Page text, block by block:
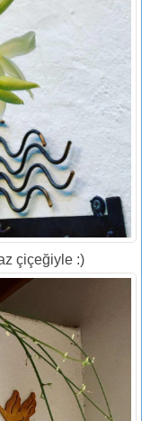
çiçeğiyle :)